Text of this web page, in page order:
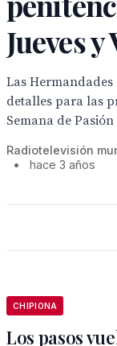
Jueves
Las
detalles para las
Semana de
Radiotelevisión
•
hace 3 años
CHIPIONA
Los pasos